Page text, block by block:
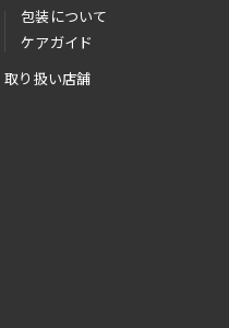
包装について
ケアガイド
取り扱い店舗